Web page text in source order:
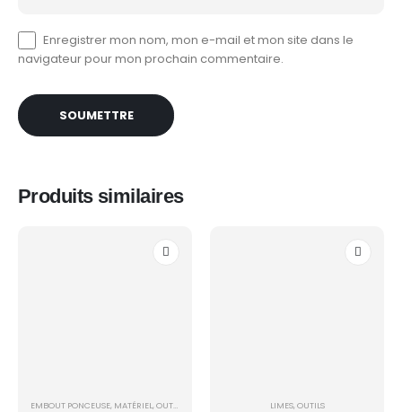
Enregistrer mon nom, mon e-mail et mon site dans le
navigateur pour mon prochain commentaire.
Produits similaires
EMBOUT PONCEUSE, MATÉRIEL, OUTILS RANGEMENT / ORGANISATION
LIMES, OUTILS